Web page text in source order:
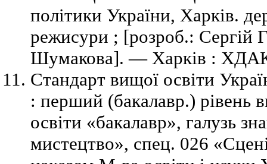
політики України, Харків.
режисури ; [розроб.: Сергій
Шумакова]. — Харків :
Стандарт вищої освіти
: перший (бакалавр.) рівень
освіти «бакалавр», галузь
мистецтво», спец. 026